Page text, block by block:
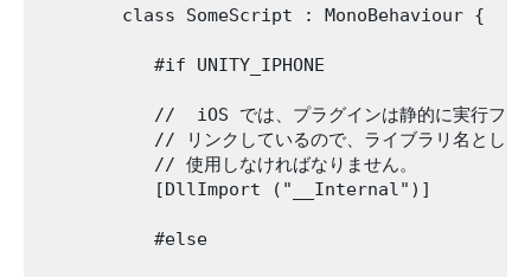
        class SomeScript : MonoBehaviour {
           #if UNITY_IPHONE
//  iOS では、プラグインは静的に実行ファ
// リンクしているので、ライブラリ名とし
           // 使用しなければなりません。
           [DllImport ("__Internal")]
           #else